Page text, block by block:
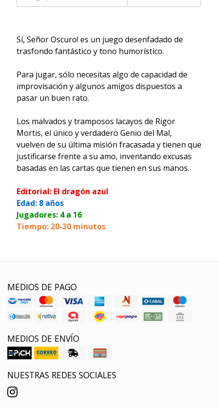
Sí, Señor Oscuro! es un juego desenfadado de
trasfondo fantástico y tono humorístico.
Para jugar, sólo necesitas algo de capacidad de
improvisación y algunos amigos dispuestos a
pasar un buen rato.
Los malvados y tramposos lacayos de Rigor
Mortis, el único y verdadero Genio del Mal,
vuelven de su última misión fracasada y tienen que
justificarse frente a su amo, inventando excusas
basadas en las cartas que tienen en sus manos.
Editorial: El dragón azul
Edad: 8 años
Jugadores: 4 a 16
Tiempo: 20-30 minutos
MEDIOS DE PAGO
MEDIOS DE ENVÍO
NUESTRAS REDES SOCIALES